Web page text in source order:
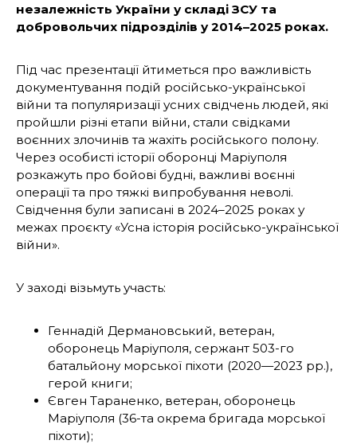
незалежність України у складі ЗСУ та
добровольчих підрозділів у 2014–2025 роках.
Під час презентації йтиметься про важливість
документування подій російсько-української
війни та популяризації усних свідчень людей, які
пройшли різні етапи війни, стали свідками
воєнних злочинів та жахіть російського полону.
Через особисті історії оборонці Маріуполя
розкажуть про бойові будні, важливі воєнні
операції та про тяжкі випробування неволі.
Свідчення були записані в 2024–2025 роках у
межах проєкту «Усна історія російсько-української
війни».
У заході візьмуть участь:
Геннадій Дермановський, ветеран,
оборонець Маріуполя, сержант 503-го
батальйону морської піхоти (2020—2023 рр.),
герой книги;
Євген Тараненко, ветеран, оборонець
Маріуполя (36-та окрема бригада морської
піхоти);